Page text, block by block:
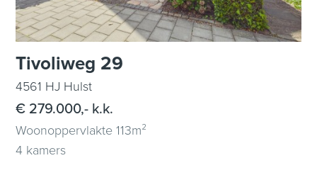
Tivoliweg 29
4561 HJ Hulst
€ 279.000,- k.k.
Woonoppervlakte 113m²
4 kamers